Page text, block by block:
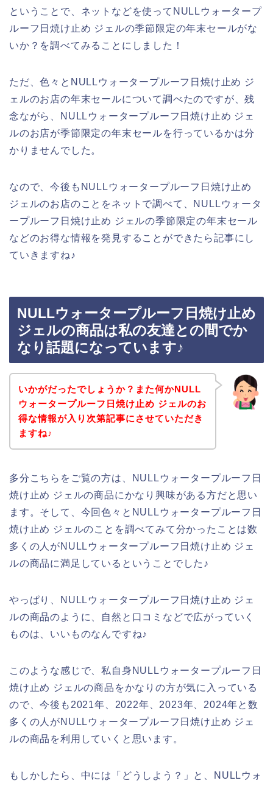
ということで、ネットなどを使ってNULLウォータープ
ルーフ日焼け止め ジェルの季節限定の年末セールがな
いか？を調べてみることにしました！
ただ、色々とNULLウォータープルーフ日焼け止め ジ
ェルのお店の年末セールについて調べたのですが、残
念ながら、NULLウォータープルーフ日焼け止め ジェ
ルのお店が季節限定の年末セールを行っているかは分
かりませんでした。
なので、今後もNULLウォータープルーフ日焼け止め
ジェルのお店のことをネットで調べて、NULLウォータ
ープルーフ日焼け止め ジェルの季節限定の年末セール
などのお得な情報を発見することができたら記事にし
ていきますね♪
NULLウォータープルーフ日焼け止め
ジェルの商品は私の友達との間でか
なり話題になっています♪
いかがだったでしょうか？また何かNULL
ウォータープルーフ日焼け止め ジェルのお
得な情報が入り次第記事にさせていただき
ますね♪
多分こちらをご覧の方は、NULLウォータープルーフ日
焼け止め ジェルの商品にかなり興味がある方だと思い
ます。そして、今回色々とNULLウォータープルーフ日
焼け止め ジェルのことを調べてみて分かったことは数
多くの人がNULLウォータープルーフ日焼け止め ジェ
ルの商品に満足しているということでした♪
やっぱり、NULLウォータープルーフ日焼け止め ジェ
ルの商品のように、自然と口コミなどで広がっていく
ものは、いいものなんですね♪
このような感じで、私自身NULLウォータープルーフ日
焼け止め ジェルの商品をかなりの方が気に入っている
ので、今後も2021年、2022年、2023年、2024年と数
多くの人がNULLウォータープルーフ日焼け止め ジェ
ルの商品を利用していくと思います。
もしかしたら、中には「どうしよう？」と、NULLウォ